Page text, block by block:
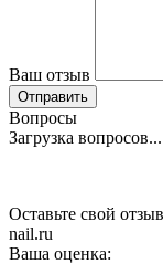
Ваш отзыв
Отправить
Вопросы
Загрузка вопросов...
Оставьте свой
nail.ru
Ваша оценка: